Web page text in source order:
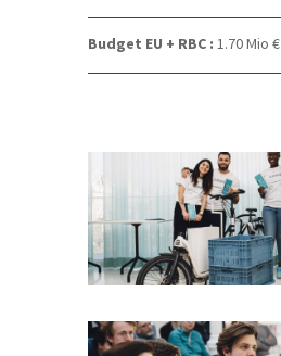
Budget EU + RBC : 1.70Mio €